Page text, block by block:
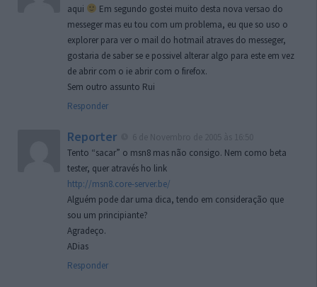
aqui
Em segundo gostei muito desta nova versao do
messeger mas eu tou com um problema, eu que so uso o
explorer para ver o mail do hotmail atraves do messeger,
gostaria de saber se e possivel alterar algo para este em vez
de abrir com o ie abrir com o firefox.
Sem outro assunto Rui
Responder
Reporter
Tento “sacar” o msn8 mas não consigo. Nem como beta
tester, quer através ho link
http://msn8.core-server.be/
Alguém pode dar uma dica, tendo em consideração que
sou um principiante?
Agradeço.
ADias
Responder